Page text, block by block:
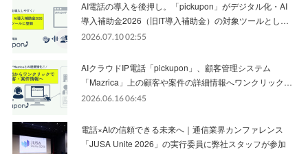
AI電話の導入を後押し。「pickupon」がデジタル化・AI
導入補助金2026（旧IT導入補助金）の対象ツールとし…
2026.07.10 02:55
AIクラウドIP電話「pickupon」、顧客管理システム
「Mazrica」上の顧客や案件の詳細情報へワンクリック…
2026.06.16 06:45
電話×AIの信頼できる未来へ｜通信業界カンファレンス
「JUSA Unite 2026」の実行委員に弊社スタッフが参加